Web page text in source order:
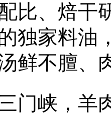
比、焙干
独家料油
鲜不膻、
峡，羊肉